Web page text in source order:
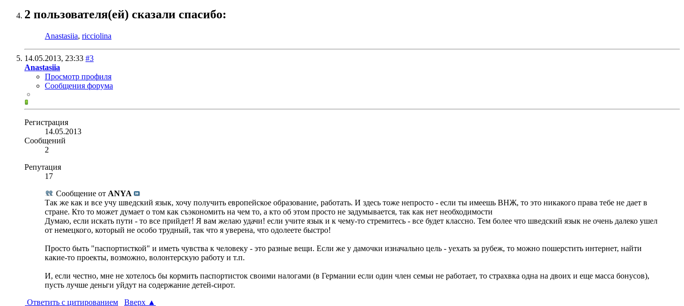
2 пользователя(ей) сказали cпасибо:
Anastasiia, ricciolina
14.05.2013, 23:33 #3
Anastasiia
Просмотр профиля
Сообщения форума
Регистрация
14.05.2013
Сообщений
2
Репутация
17
Сообщение от ANYA
Так же как и все учу шведский язык, хочу получить европейское образование, работать. И здесь тоже непросто - если ты имеешь ВНЖ, то это никакого права тебе не дает в
стране. Кто то может думает о том как съэкономить на чем то, а кто об этом просто не задумывается, так как нет необходимости
Думаю, если искать пути - то все прийдет! Я вам желаю удачи! если учите язык и к чему-то стремитесь - все будет классно. Тем более что шведский язык не очень далеко ушел
от немецкого, который не особо трудный, так что я уверена, что одолеете быстро!
Просто быть "паспортисткой" и иметь чувства к человеку - это разные вещи. Если же у дамочки изначально цель - уехать за рубеж, то можно пошерстить интернет, найти
какие-то проекты, возможно, волонтерскую работу и т.п.
И, если честно, мне не хотелось бы кормить паспортисток своими налогами (в Германии если один член семьи не работает, то страхвка одна на двоих и еще масса бонусов),
пусть лучше деньги уйдут на содержание детей-сирот.
Ответить с цитированием
Вверх ▲